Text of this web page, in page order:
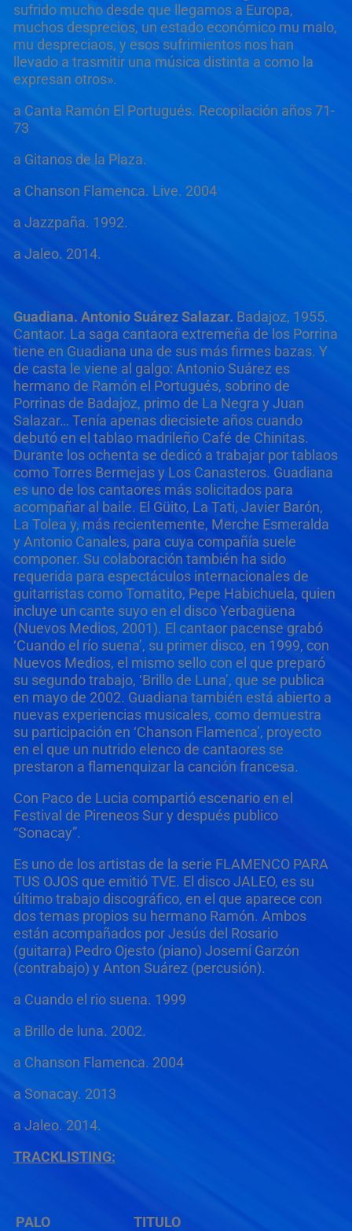
sufrido mucho desde que llegamos a Europa,
muchos desprecios, un estado económico mu malo,
mu despreciaos, y esos sufrimientos nos han
llevado a trasmitir una música distinta a como la
expresan otros».
a Canta Ramón El Portugués. Recopilación años 71-
73
a Gitanos de la Plaza.
a Chanson Flamenca. Live. 2004
a Jazzpaña. 1992.
a Jaleo. 2014.
Guadiana. Antonio Suárez Salazar. Badajoz, 1955.
Cantaor. La saga cantaora extremeña de los Porrina
tiene en Guadiana una de sus más firmes bazas. Y
de casta le viene al galgo: Antonio Suárez es
hermano de Ramón el Portugués, sobrino de
Porrinas de Badajoz, primo de La Negra y Juan
Salazar… Tenía apenas diecisiete años cuando
debutó en el tablao madrileño Café de Chinitas.
Durante los ochenta se dedicó a trabajar por tablaos
como Torres Bermejas y Los Canasteros. Guadiana
es uno de los cantaores más solicitados para
acompañar al baile. El Güito, La Tati, Javier Barón,
La Tolea y, más recientemente, Merche Esmeralda
y Antonio Canales, para cuya compañía suele
componer. Su colaboración también ha sido
requerida para espectáculos internacionales de
guitarristas como Tomatito, Pepe Habichuela, quien
incluye un cante suyo en el disco Yerbagüena
(Nuevos Medios, 2001). El cantaor pacense grabó
‘Cuando el río suena’, su primer disco, en 1999, con
Nuevos Medios, el mismo sello con el que preparó
su segundo trabajo, ‘Brillo de Luna’, que se publica
en mayo de 2002. Guadiana también está abierto a
nuevas experiencias musicales, como demuestra
su participación en ‘Chanson Flamenca’, proyecto
en el que un nutrido elenco de cantaores se
prestaron a flamenquizar la canción francesa.
Con Paco de Lucia compartió escenario en el
Festival de Pireneos Sur y después publico
“Sonacay”.
Es uno de los artistas de la serie FLAMENCO PARA
TUS OJOS que emitió TVE. El disco JALEO, es su
último trabajo discográfico, en el que aparece con
dos temas propios su hermano Ramón. Ambos
están acompañados por Jesús del Rosario
(guitarra) Pedro Ojesto (piano) Josemí Garzón
(contrabajo) y Anton Suárez (percusión).
a Cuando el rio suena. 1999
a Brillo de luna. 2002.
a Chanson Flamenca. 2004
a Sonacay. 2013
a Jaleo. 2014.
TRACKLISTING:
PALO TITULO